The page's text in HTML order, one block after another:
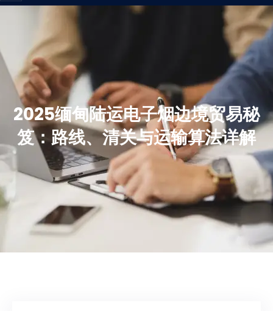
2025缅甸陆运电子烟边境贸易秘
笈：路线、清关与运输算法详解